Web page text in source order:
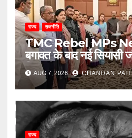
राज्य राजनीति
TMC Rebel MPs
बगावत के बाद नई सियासी
विलय के बावजूद बागी
खींचतान, भाजपा को लेकर
AUG 7, 2026 CHANDAN
राज्य